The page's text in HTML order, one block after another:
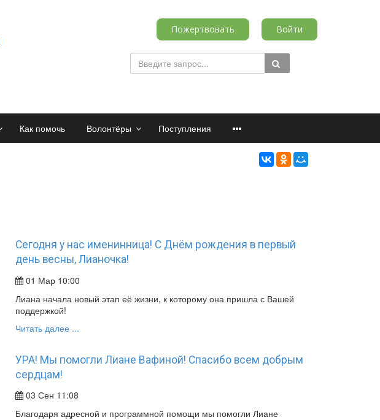
Пожертвовать Войти
Как помочь Волонтёры Поступления
Сегодня у нас именинница! С Днём рождения в первый
день весны, Лианочка!
01 Мар 10:00
Лиана начала новый этап её жизни, к которому она пришла с Вашей
поддержкой!
Читать далее ...
УРА! Мы помогли Лиане Вафиной! Спасибо всем добрым
сердцам!
03 Сен 11:08
Благодаря адресной и программной помощи мы помогли Лиане